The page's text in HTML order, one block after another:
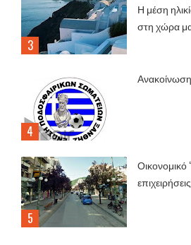
Η μέση
στη χώρα
Οικονομικό